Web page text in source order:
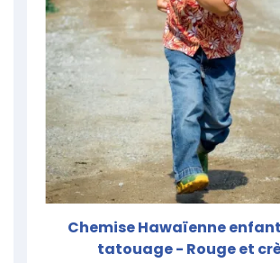
Chemise Hawaïenne
tatouage - Rouge et